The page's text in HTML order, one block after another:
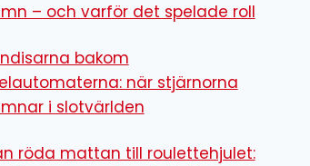
– och varför det spelade roll
bakom
när stjärnorna
i slotvärlden
röda mattan till roulettehjulet: